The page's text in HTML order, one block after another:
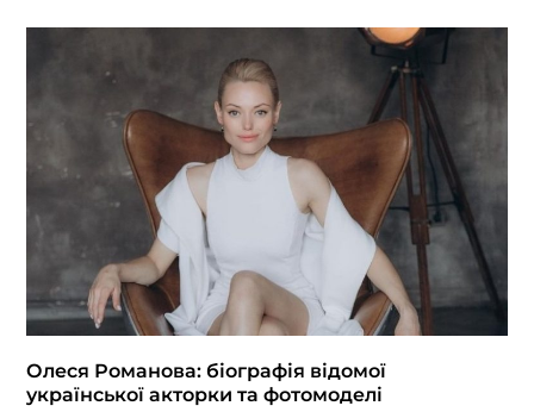
Олеся Романова: біографія відомої
української акторки та фотомоделі